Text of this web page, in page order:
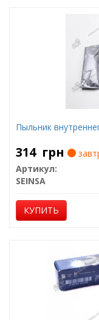
Пыльник
314 грн
Артикул:
SEINSA
КУПИТЬ